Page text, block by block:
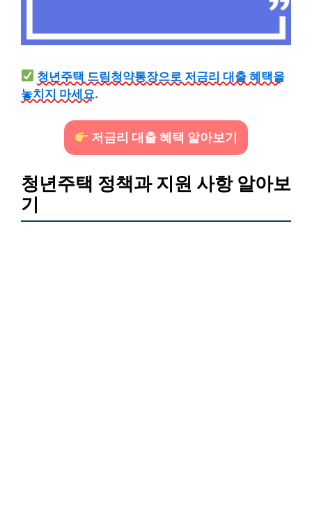
청년주택 드림청약통장으로 저금리 대출 혜택을
놓치지 마세요.
저금리 대출 혜택 알아보기
청년주택 정책과 지원 사항 알아보
기